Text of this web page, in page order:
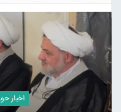
اخبار